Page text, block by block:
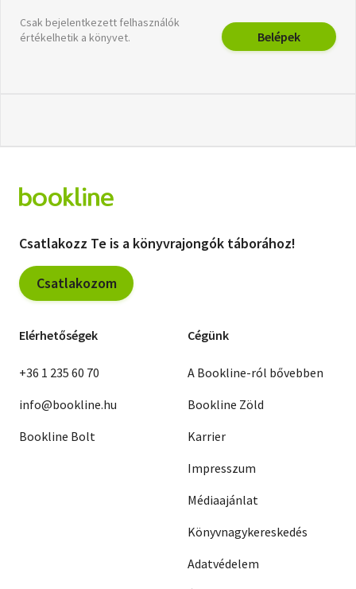
Csak bejelentkezett felhasználók
értékelhetik a könyvet.
Belépek
Csatlakozz Te is a könyvrajongók táborához!
Csatlakozom
Elérhetőségek
+36 1 235 60 70
info@bookline.hu
Bookline Bolt
Cégünk
A Bookline-ról bővebben
Bookline Zöld
Karrier
Impresszum
Médiaajánlat
Könyvnagykereskedés
Adatvédelem